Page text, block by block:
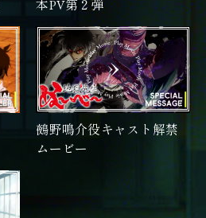
本PV第２弾
鵺野鳴介役キャスト解禁
ムービー